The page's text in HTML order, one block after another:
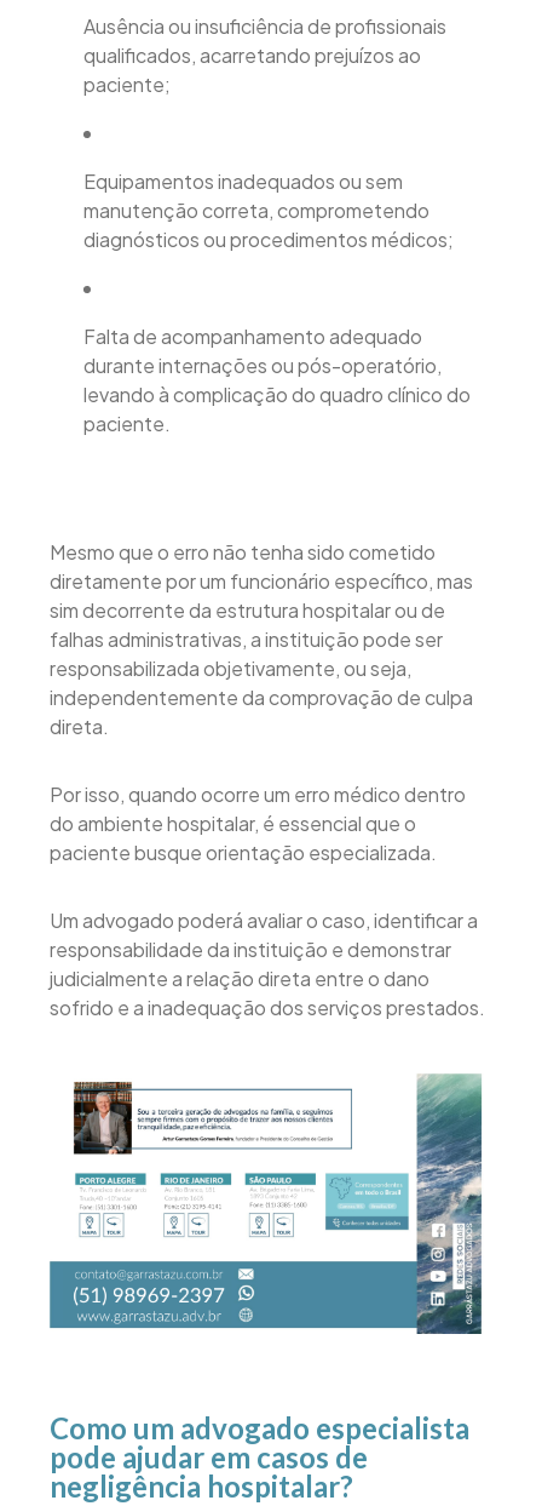
Ausência ou insuficiência de profissionais
qualificados, acarretando prejuízos ao
paciente;
Equipamentos inadequados ou sem
manutenção correta, comprometendo
diagnósticos ou procedimentos médicos;
Falta de acompanhamento adequado
durante internações ou pós-operatório,
levando à complicação do quadro clínico do
paciente.
Mesmo que o erro não tenha sido cometido
diretamente por um funcionário específico, mas
sim decorrente da estrutura hospitalar ou de
falhas administrativas, a instituição pode ser
responsabilizada objetivamente, ou seja,
independentemente da comprovação de culpa
direta.
Por isso, quando ocorre um erro médico dentro
do ambiente hospitalar, é essencial que o
paciente busque orientação especializada.
Um advogado poderá avaliar o caso, identificar a
responsabilidade da instituição e demonstrar
judicialmente a relação direta entre o dano
sofrido e a inadequação dos serviços prestados.
Como um advogado especialista
pode ajudar em casos de
negligência hospitalar?